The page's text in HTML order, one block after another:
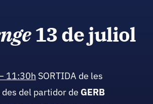
13 de juliol
11:30h SORTIDA de les
del partidor de GERB